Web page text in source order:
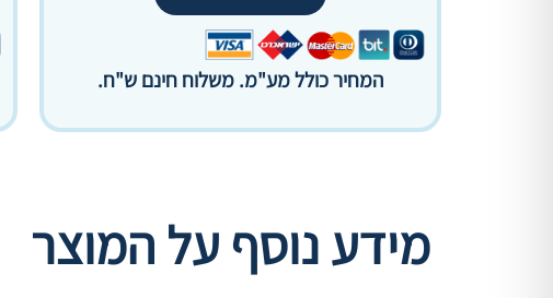
המחיר כולל מע"מ. משלוח חינם ש"ח.
מידע נוסף על המוצר